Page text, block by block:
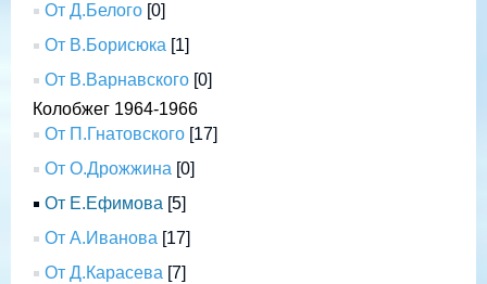
От Д.Белого [0]
От В.Борисюка [1]
От В.Варнавского [0]
Колобжег 1964-1966
От П.Гнатовского [17]
От О.Дрожжина [0]
От Е.Ефимова [5]
От А.Иванова [17]
От Д.Карасева [7]